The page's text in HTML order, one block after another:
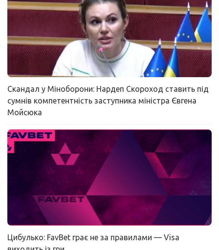
Скандал у Міноборони: Нардеп Скороход ставить під
сумнів компетентність заступника міністра Євгена
Мойсюка
Цибулько: FavBet грає не за правилами — Visa